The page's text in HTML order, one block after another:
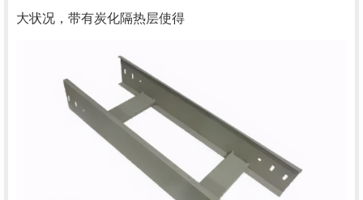
大状况，带有炭化隔热层使得